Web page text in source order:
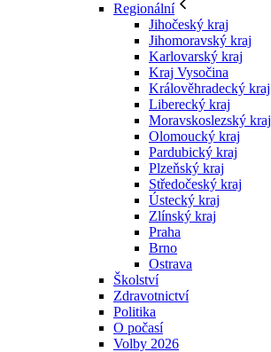
Regionální
Jihočeský kraj
Jihomoravský kraj
Karlovarský kraj
Kraj Vysočina
Králověhradecký kraj
Liberecký kraj
Moravskoslezský kraj
Olomoucký kraj
Pardubický kraj
Plzeňský kraj
Středočeský kraj
Ústecký kraj
Zlínský kraj
Praha
Brno
Ostrava
Školství
Zdravotnictví
Politika
O počasí
Volby 2026